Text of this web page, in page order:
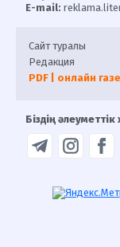
E-mail:
Сайт туралы
Редакция
PDF | онлайн
Біздің